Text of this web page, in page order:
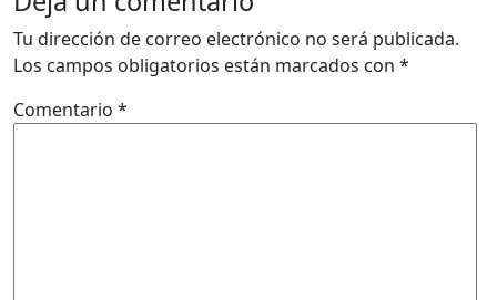
Tu dirección de correo electrónico no será publicada.
Los campos obligatorios están marcados con *
Comentario *